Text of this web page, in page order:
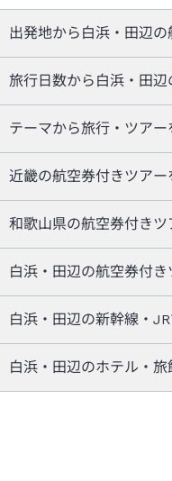
出発地から白浜・田辺
旅行日数から白浜・田
テーマから旅行・ツアー
近畿の航空券付きツアー
和歌山県の航空券付きツ
白浜・田辺の航空券付
白浜・田辺の新幹線・
白浜・田辺のホテル・旅